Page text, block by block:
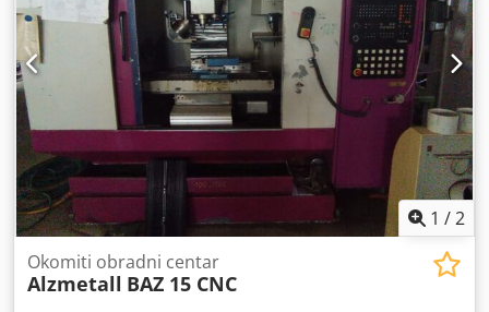
1 /2
Okomiti obradni centar
Alzmetall BAZ 15 CNC